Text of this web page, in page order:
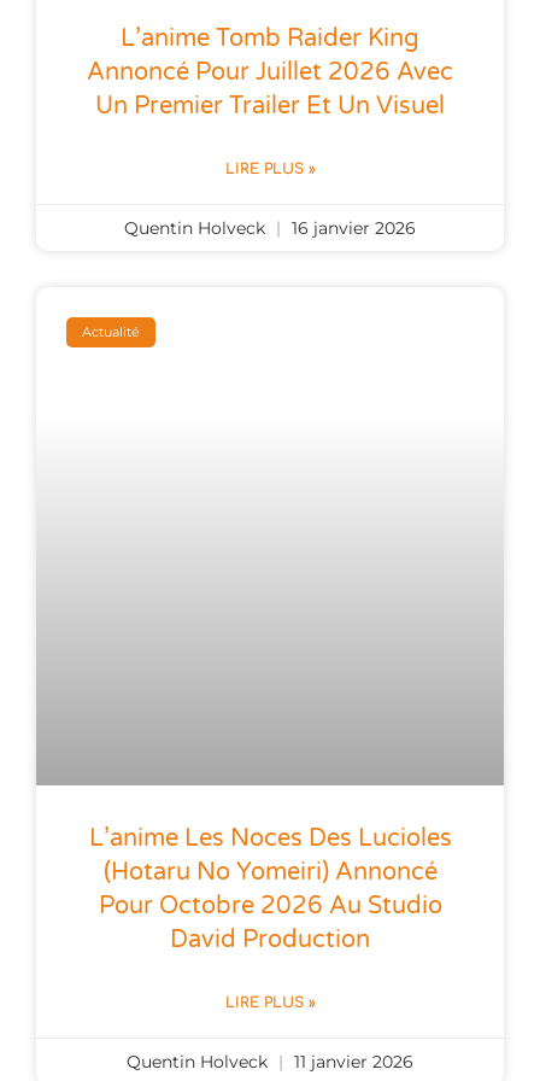
L’anime Tomb Raider King
Annoncé Pour Juillet 2026 Avec
Un Premier Trailer Et Un Visuel
LIRE PLUS »
Quentin Holveck 16 janvier 2026
Actualité
L’anime Les Noces Des Lucioles
(Hotaru No Yomeiri) Annoncé
Pour Octobre 2026 Au Studio
David Production
LIRE PLUS »
Quentin Holveck 11 janvier 2026